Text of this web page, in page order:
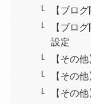
【ブロ
【ブロ
設定
【その
【その
【その